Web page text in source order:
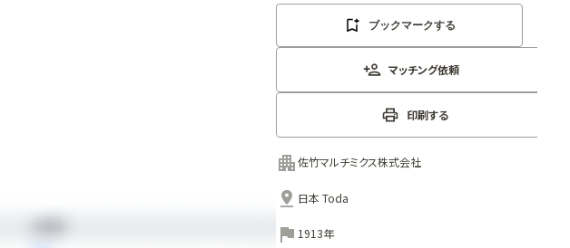
ブックマークする
マッチング依頼
印刷する
佐竹マルチミクス株式会社
日本 Toda
1913年